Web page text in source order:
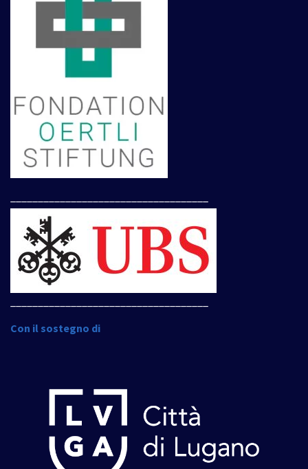
Con il sostegno di